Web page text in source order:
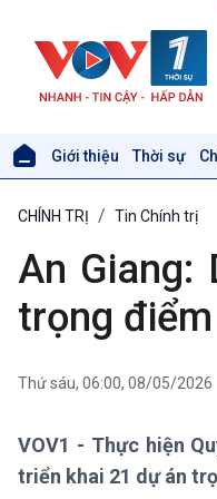
Giới thiệu Thời sự
Xã hội
Tin Đời sống & Xã hội
CHÍNH TRỊ Tin Chính trị
An Giang:
trọng
Thứ sáu, 06:00, 08/05/2026
VOV1 - Thực hiện
triển khai 21 dự án